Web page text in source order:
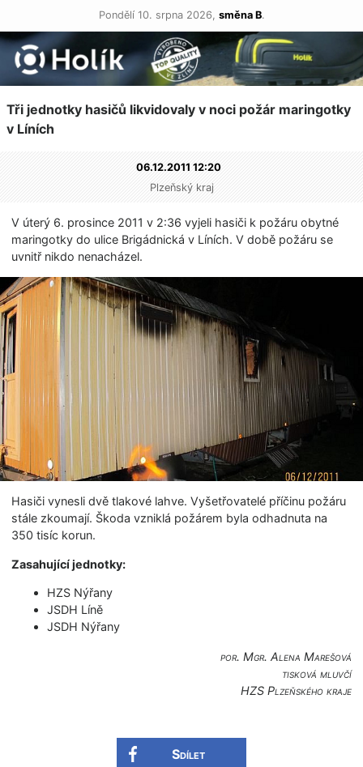
Pondělí 10. srpna 2026, směna B.
Tři jednotky hasičů likvidovaly v noci požár maringotky
v Líních
06.12.2011 12:20
Plzeňský kraj
V úterý 6. prosince 2011 v 2:36 vyjeli hasiči k požáru obytné
maringotky do ulice Brigádnická v Líních. V době požáru se
uvnitř nikdo nenacházel.
Hasiči vynesli dvě tlakové lahve. Vyšetřovatelé příčinu požáru
stále zkoumají. Škoda vzniklá požárem byla odhadnuta na
350 tisíc korun.
Zasahující jednotky:
HZS Nýřany
JSDH Líně
JSDH Nýřany
por. Mgr. Alena Marešová
tisková mluvčí
HZS Plzeňského kraje
Sdílet